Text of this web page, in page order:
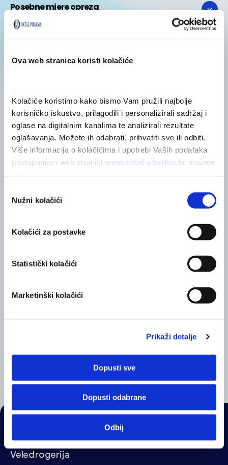
Ova web stranica koristi kolačiće
Kolačiće koristimo kako bismo Vam pružili najbolje
korisničko iskustvo, prilagodili i personalizirali sadržaj i
oglase na digitalnim kanalima te analizirali rezultate
oglašavanja. Možete ih odabrati, prihvatiti sve ili odbiti.
Više informacija o kolačićima i upotrebi Vaših podataka
pristupanjem web stranici www.oktal-pharma.hr možete
pristanka
Nužni kolačići
Kolačići za postavke
Statistički kolačići
Marketinški kolačići
Prikaži detalje
Dopusti sve
Dopusti odabrane
Odbij
Posebne mjere opreza
Sastojci
POVEZANI PROIZVODI
Možda će vas zanimati
NAVIGACIJA
Veledrogerija